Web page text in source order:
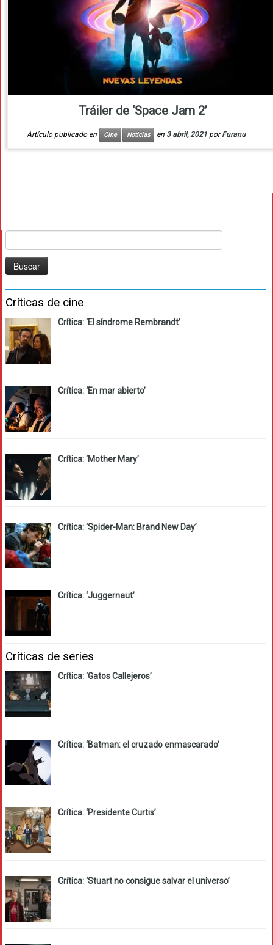
Tráiler de ‘Space Jam 2’
Artículo publicado en Cine Noticias en 3 abril, 2021 porFuranu
Críticas de cine
Crítica: ‘El síndrome Rembrandt’
Crítica: ‘En mar abierto’
Crítica: ‘Mother Mary’
Crítica: ‘Spider-Man: Brand New Day’
Crítica: ‘Juggernaut’
Críticas de series
Crítica: ‘Gatos Callejeros’
Crítica: ‘Batman: el cruzado enmascarado’
Crítica: ‘Presidente Curtis’
Crítica: ‘Stuart no consigue salvar el universo’